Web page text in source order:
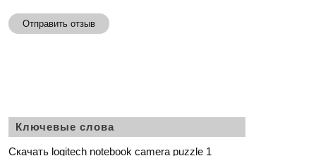
Отправить отзыв
Ключевые слова
Скачать logitech notebook camera puzzle 1